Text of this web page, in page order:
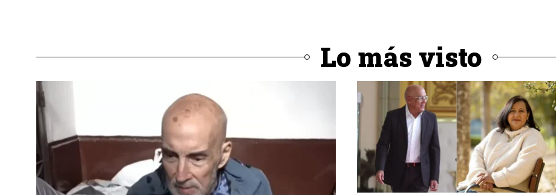
Lo más visto